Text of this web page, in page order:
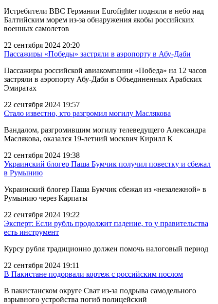
Истребители ВВС Германии Eurofighter подняли в небо над
Балтийским морем из-за обнаружения якобы российских
военных самолетов
22 сентября 2024 20:20
Пассажиры «Победы» застряли в аэропорту в Абу-Даби
Пассажиры российской авиакомпании «Победа» на 12 часов
застряли в аэропорту Абу-Даби в Объединенных Арабских
Эмиратах
22 сентября 2024 19:57
Стало известно, кто разгромил могилу Маслякова
Вандалом, разгромившим могилу телеведущего Александра
Маслякова, оказался 19-летний москвич Кирилл К
22 сентября 2024 19:38
Украинский блогер Паша Бумчик получил повестку и сбежал
в Румынию
Украинский блогер Паша Бумчик сбежал из «незалежной» в
Румынию через Карпаты
22 сентября 2024 19:22
Эксперт: Если рубль продолжит падение, то у правительства
есть инструмент
Курсу рубля традиционно должен помочь налоговый период
22 сентября 2024 19:11
В Пакистане подорвали кортеж с российским послом
В пакистанском округе Сват из-за подрыва самодельного
взрывного устройства погиб полицейский